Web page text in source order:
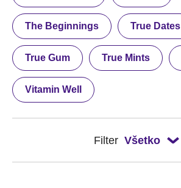
The Beginnings True Dates
True Gum True Mints
Vitamin Well
Filter Všetko